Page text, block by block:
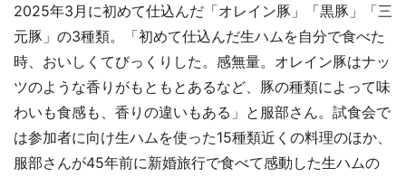
2025年3月に初めて仕込んだ「オレイン豚」「黒豚」「三
元豚」の3種類。「初めて仕込んだ生ハムを自分で食べた
時、おいしくてびっくりした。感無量。オレイン豚はナッ
ツのような香りがもともとあるなど、豚の種類によって味
わいも食感も、香りの違いもある」と服部さん。試食会で
は参加者に向け生ハムを使った15種類近くの料理のほか、
服部さんが45年前に新婚旅行で食べて感動した生ハムの